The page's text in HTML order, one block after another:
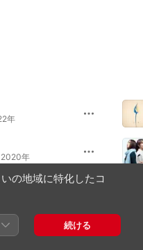
年
2020年
· 2018年
の地域に特化したコ
続ける